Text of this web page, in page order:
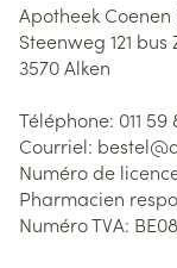
Apotheek Coenen
Steenweg 121 bus
3570Alken
Téléphone: 011
Courriel: bestel@
Numéro de
Pharmacien
Numéro TVA: